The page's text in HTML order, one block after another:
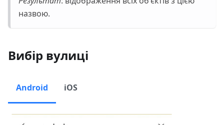
назвою.
Вибір вулиці
Android iOS